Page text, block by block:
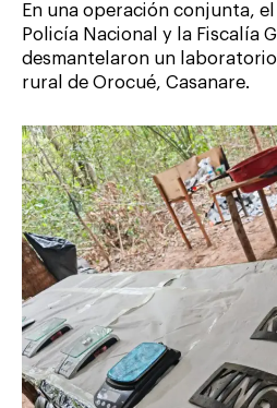
En una operación conjunta,
Policía Nacional y la Fiscalía
desmantelaron un
rural de Orocué, Casanare.